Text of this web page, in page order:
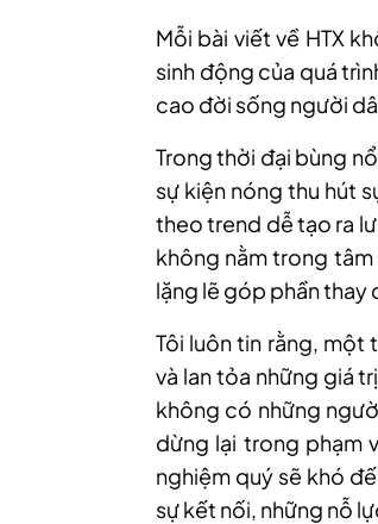
Mỗi bài viết về HTX
sinh động của quá
cao đời sống người
Trong thời đại bùng
sự kiện nóng thu hút
theo trend dễ tạo ra
không nằm trong tâm
lặng lẽ góp phần thay
Tôi luôn tin rằng, một
và lan tỏa những giá
không có những
dừng lại trong phạm
nghiệm quý sẽ khó
sự kết nối, những nỗ